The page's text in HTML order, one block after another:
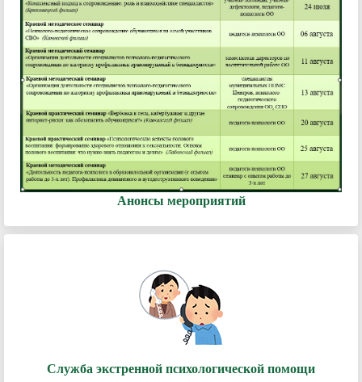
Анонсы мероприятий
Служба экстренной психологической помощи